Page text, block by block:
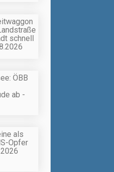
schnell
ÖBB
ab -
als
Opfer